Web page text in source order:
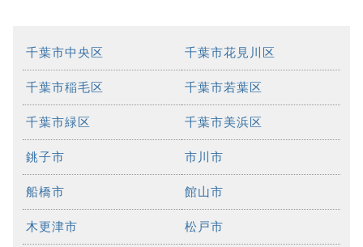
千葉市中央区 千葉市花見川区
千葉市稲毛区 千葉市若葉区
千葉市緑区 千葉市美浜区
銚子市 市川市
船橋市 館山市
木更津市 松戸市